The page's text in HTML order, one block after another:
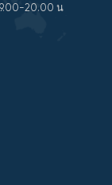
9.00-20.00 น